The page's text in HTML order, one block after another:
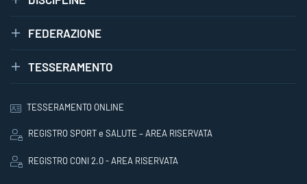
FEDERAZIONE
TESSERAMENTO
TESSERAMENTO ONLINE
REGISTRO SPORT e SALUTE – AREA RISERVATA
REGISTRO CONI 2.0 - AREA RISERVATA